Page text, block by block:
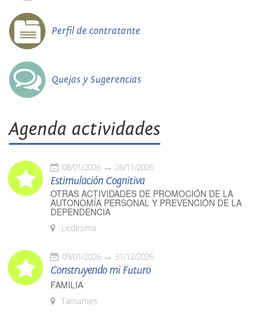
Perfil de contratante
Quejas y Sugerencias
Agenda actividades
08/01/2026 26/11/2026
Estimulación Cognitiva
OTRAS ACTIVIDADES DE PROMOCIÓN DE LA
AUTONOMÍA PERSONAL Y PREVENCIÓN DE LA
DEPENDENCIA
Ledesma
09/01/2026 31/12/2026
Construyendo mi Futuro
FAMILIA
Tamames